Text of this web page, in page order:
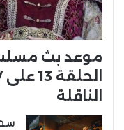
موعد بث
الناقلة